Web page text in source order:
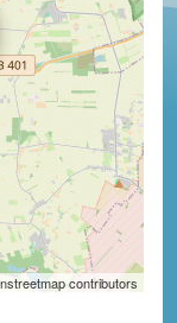
contributors